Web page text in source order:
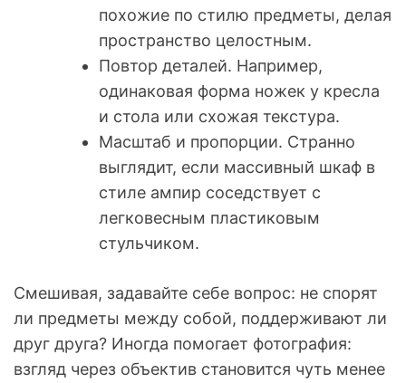
похожие по стилю предметы, делая
пространство целостным.
Повтор деталей. Например,
одинаковая форма ножек у кресла
и стола или схожая текстура.
Масштаб и пропорции. Странно
выглядит, если массивный шкаф в
стиле ампир соседствует с
легковесным пластиковым
стульчиком.
Смешивая, задавайте себе вопрос: не спорят
ли предметы между собой, поддерживают ли
друг друга? Иногда помогает фотография:
взгляд через объектив становится чуть менее